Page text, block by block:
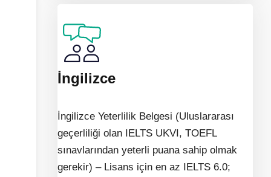
İngilizce
İngilizce Yeterlilik Belgesi (Uluslararası
geçerliliği olan IELTS UKVI, TOEFL
sınavlarından yeterli puana sahip olmak
gerekir) – Lisans için en az IELTS 6.0;